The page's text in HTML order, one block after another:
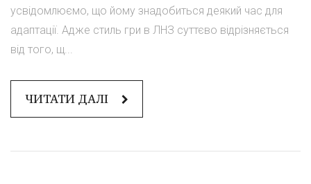
усвідомлюємо, що йому знадобиться деякий час для
адаптації. Адже стиль гри в ЛНЗ суттєво відрізняється
від того, щ...
ЧИТАТИ ДАЛІ